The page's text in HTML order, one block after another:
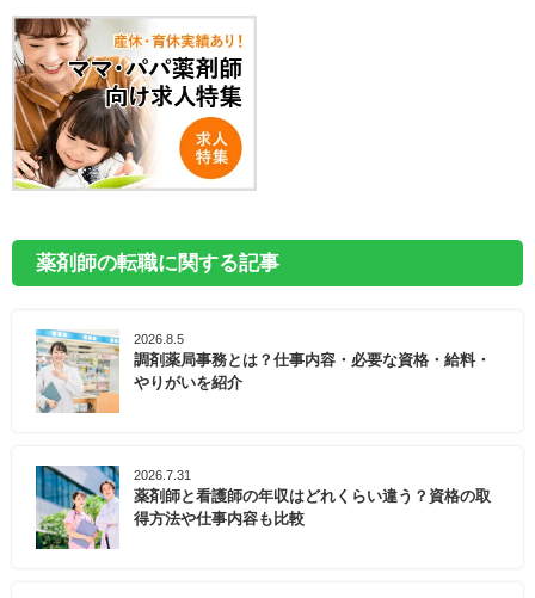
薬剤師の転職に関する記事
2026.8.5
調剤薬局事務とは？仕事内容・必要な資格・給料・
やりがいを紹介
2026.7.31
薬剤師と看護師の年収はどれくらい違う？資格の取
得方法や仕事内容も比較